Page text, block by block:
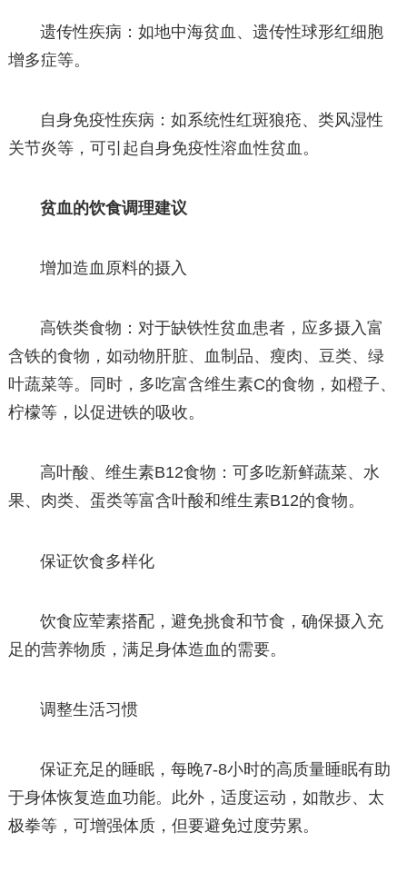
遗传性疾病：如地中海贫血、遗传性球形红细胞
增多症等。
自身免疫性疾病：如系统性红斑狼疮、类风湿性
关节炎等，可引起自身免疫性溶血性贫血。
贫血的饮食调理建议
增加造血原料的摄入
高铁类食物：对于缺铁性贫血患者，应多摄入富
含铁的食物，如动物肝脏、血制品、瘦肉、豆类、绿
叶蔬菜等。同时，多吃富含维生素C的食物，如橙子、
柠檬等，以促进铁的吸收。
高叶酸、维生素B12食物：可多吃新鲜蔬菜、水
果、肉类、蛋类等富含叶酸和维生素B12的食物。
保证饮食多样化
饮食应荤素搭配，避免挑食和节食，确保摄入充
足的营养物质，满足身体造血的需要。
调整生活习惯
保证充足的睡眠，每晚7-8小时的高质量睡眠有助
于身体恢复造血功能。此外，适度运动，如散步、太
极拳等，可增强体质，但要避免过度劳累。